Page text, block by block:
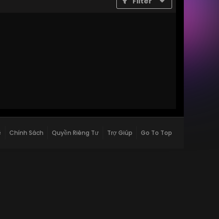
Chính Sách Quyền Riêng Tư Trợ Giúp Go To Top